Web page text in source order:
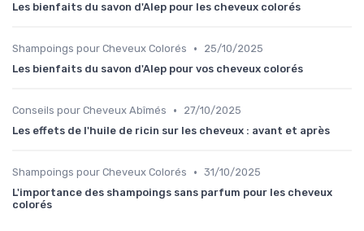
Les bienfaits du savon d'Alep pour les cheveux colorés
Shampoings pour Cheveux Colorés •
25/10/2025
Les bienfaits du savon d'Alep pour vos cheveux colorés
Conseils pour Cheveux Abîmés •
27/10/2025
Les effets de l'huile de ricin sur les cheveux : avant et après
Shampoings pour Cheveux Colorés • 31/10/2025
L'importance des shampoings sans parfum pour les cheveux
colorés